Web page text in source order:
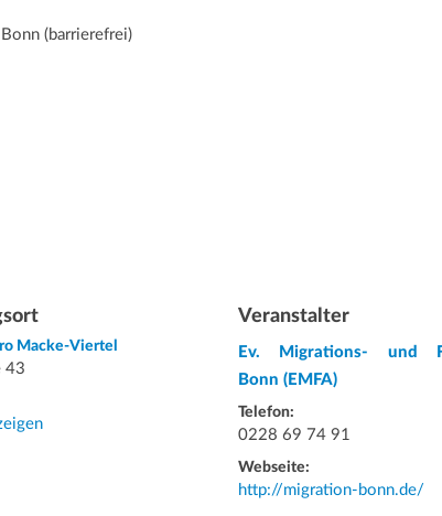
(barrierefrei)
Macke-Viertel
43
Veranstalter
Ev. Migrations- und
Bonn (EMFA)
Telefon:
0228 69 74 91
Webseite:
http://migration-bonn.de/